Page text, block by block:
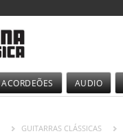
ACORDEÕES AUDIO
GUITARRAS CLÁSSICAS